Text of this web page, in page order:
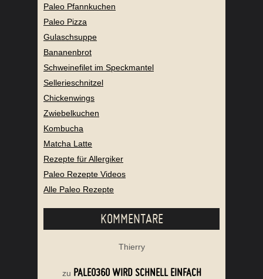
Paleo Pfannkuchen
Paleo Pizza
Gulaschsuppe
Bananenbrot
Schweinefilet im Speckmantel
Sellerieschnitzel
Chickenwings
Zwiebelkuchen
Kombucha
Matcha Latte
Rezepte für Allergiker
Paleo Rezepte Videos
Alle Paleo Rezepte
KOMMENTARE
Thierry
zu PALEO360 WIRD SCHNELL EINFACH